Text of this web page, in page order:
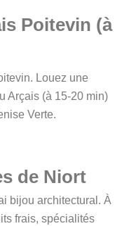
Poitevin (à
Louez une
Arçais (à 15-20 min)
Verte.
de Niort
bijou architectural. À
frais, spécialités